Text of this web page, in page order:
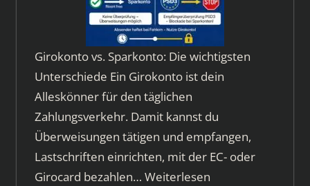
Girokonto vs. Sparkonto: Die wichtigsten
Unterschiede Ein Girokonto ist dein
Alleskönner für den täglichen
Zahlungsverkehr. Damit kannst du
Überweisungen tätigen und empfangen,
Lastschriften einrichten, mit der EC- oder
Girocard bezahlen… Weiterlesen